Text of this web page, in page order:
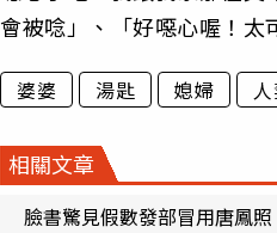
會被唸」、「好噁心喔！
婆婆 湯匙 媳婦
相關文章
臉書驚見假數發部冒用唐鳳